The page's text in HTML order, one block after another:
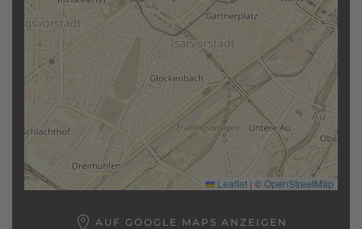
Leaflet | ©OpenStreetMap
AUF GOOGLE MAPS ANZEIGEN